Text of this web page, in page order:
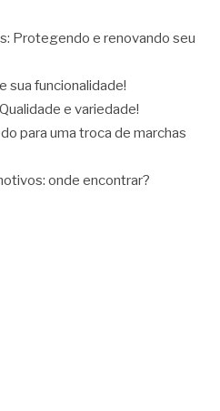
Protegendo e renovando seu
sua funcionalidade!
e variedade!
para uma troca de marchas
onde encontrar?